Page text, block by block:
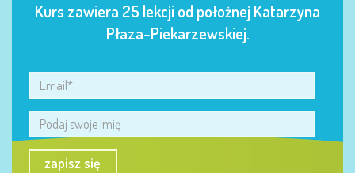
Kurs zawiera 25 lekcji od położnej Katarzyna
Płaza-Piekarzewskiej.
zapisz się